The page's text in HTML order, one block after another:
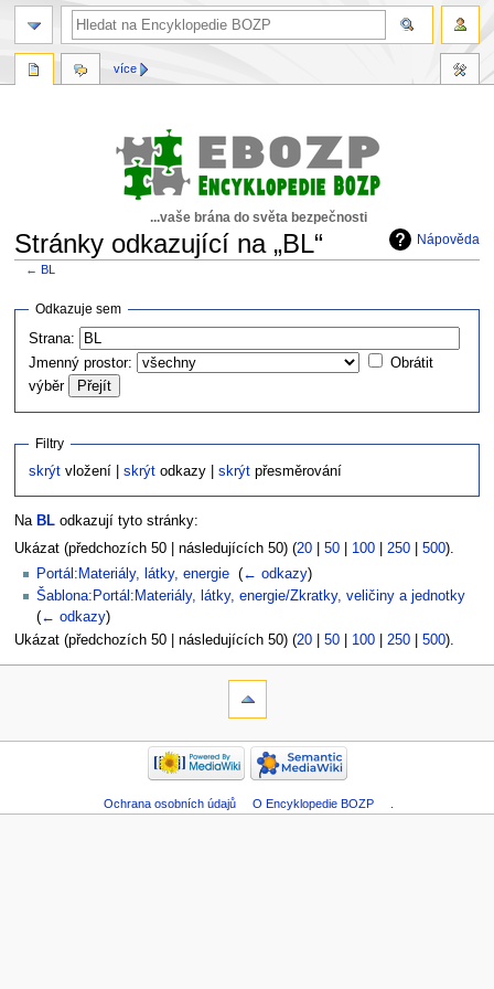
...vaše brána do světa bezpečnosti
Nápověda
Stránky odkazující na „BL“
← BL
Skočit
navigaci
Skočit
vyhledávání
Odkazuje sem
Strana:
Jmenný prostor:
Obrátit
výběr
Filtry
skrýt vložení |skrýt odkazy |skrýt přesměrování
Na BLodkazují tyto stránky:
Ukázat (předchozích 50 | následujících 50) (20| 50| 100| 250| 500).
Portál:Materiály, látky, energie (← odkazy)
Šablona:Portál:Materiály, látky, energie/Zkratky, veličiny a jednotky
(← odkazy)
Ukázat (předchozích 50 | následujících 50) (20| 50| 100| 250| 500).
více
Ochrana osobních údajů O Encyklopedie BOZP